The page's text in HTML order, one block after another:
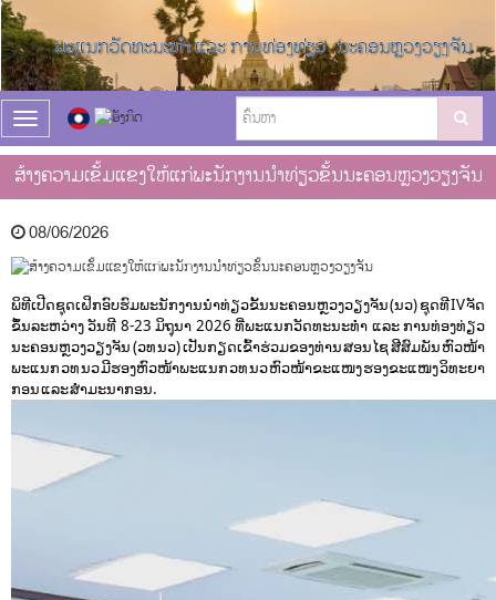
T
o
g
g
l
e
n
a
i
g
a
t
i
n
ສ້າງຄວາມເຂັ້ມແຂງໃຫ້ແກ່ພະນັກງານນຳທ່ຽວຂັ້ນນະຄອນຫຼວງວຽງຈັນ
08/06/2026
ພິທີເປີດຊຸດເຝິກອົບຮົມພະນັກງານນຳທ່ຽວຂັ້ນນະຄອນຫຼວງວຽງຈັນ (ນວ) ຊຸດທີ IV ຈັດ
ຂຶ້ນລະຫວ່າງ ວັນທີ 8-23 ມິຖຸນາ 2026 ທີ່ພະແນກວັດທະນະທຳ ແລະ ການທ່ອງທ່ຽວ
ນະຄອນຫຼວງວຽງຈັນ (ວທ ນວ) ເປັນກຽດເຂົ້າຮ່ວມຂອງທ່ານ ສອນໄຊ ສີສົມພັນ ຫົວໜ້າ
ພະແນກ ວທ ນວ ມີຮອງຫົວໜ້າພະແນກ ວທ ນວ ຫົວໜ້າຂະແໜງ ຮອງຂະແໜງ ວິທະຍາ
ກອນ ແລະ ສຳມະນາກອນ.